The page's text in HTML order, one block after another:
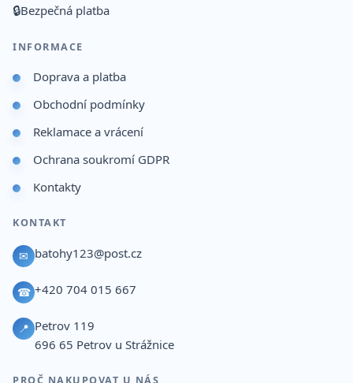
🔒Bezpečná platba
INFORMACE
Doprava a platba
Obchodní podmínky
Reklamace a vrácení
Ochrana soukromí GDPR
Kontakty
KONTAKT
✉ batohy123@post.cz
☎ +420 704 015 667
📍 Petrov 119
696 65 Petrov u Strážnice
PROČ NAKUPOVAT U NÁS